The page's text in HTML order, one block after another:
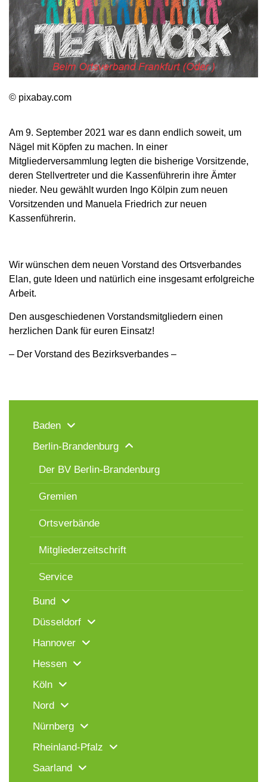
© pixabay.com
Am 9. September 2021 war es dann endlich soweit, um
Nägel mit Köpfen zu machen. In einer
Mitgliederversammlung legten die bisherige Vorsitzende,
deren Stellvertreter und die Kassenführerin ihre Ämter
nieder. Neu gewählt wurden Ingo Kölpin zum neuen
Vorsitzenden und Manuela Friedrich zur neuen
Kassenführerin.
Wir wünschen dem neuen Vorstand des Ortsverbandes
Elan, gute Ideen und natürlich eine insgesamt erfolgreiche
Arbeit.
Den ausgeschiedenen Vorstandsmitgliedern einen
herzlichen Dank für euren Einsatz!
– Der Vorstand des Bezirksverbandes –
Baden
Berlin-Brandenburg
Der BV Berlin-Brandenburg
Gremien
Ortsverbände
Mitgliederzeitschrift
Service
Bund
Düsseldorf
Hannover
Hessen
Köln
Nord
Nürnberg
Rheinland-Pfalz
Saarland